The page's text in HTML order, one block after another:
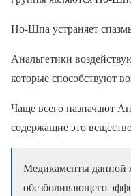
Но-Шпа устраняет
Анальгетики
которые способствуют
Чаще всего назначают
содержащие это
Медикаменты данной
обезболивающего